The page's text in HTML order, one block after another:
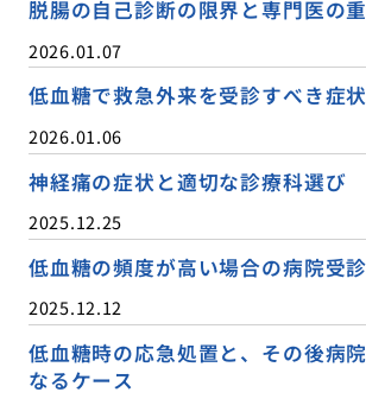
脱腸の自己診断の限界と専門医の
2026.01.07
低血糖で救急外来を受診すべき症
2026.01.06
神経痛の症状と適切な診療科選び
2025.12.25
低血糖の頻度が高い場合の病院受
2025.12.12
低血糖時の応急処置と、その後病
なるケース